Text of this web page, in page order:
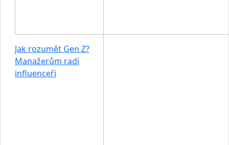
Jak rozumět Gen Z?
Manažerům radí
influenceři